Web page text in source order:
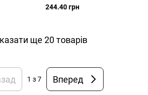
0.75л рубін 328 Ролакс
244.40 грн
ще 20 товарів
1 з 7 Вперед